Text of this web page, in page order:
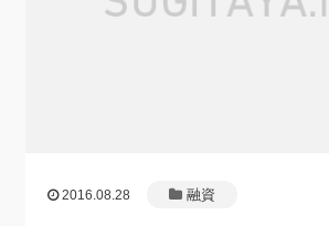
2016.08.28 融資